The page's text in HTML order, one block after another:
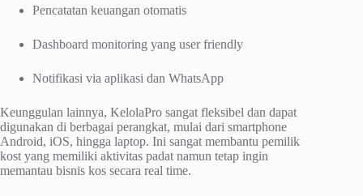
Pencatatan keuangan otomatis
Dashboard monitoring yang user friendly
Notifikasi via aplikasi dan WhatsApp
Keunggulan lainnya, KelolaPro sangat fleksibel dan dapat
digunakan di berbagai perangkat, mulai dari smartphone
Android, iOS, hingga laptop. Ini sangat membantu pemilik
kost yang memiliki aktivitas padat namun tetap ingin
memantau bisnis kos secara real time.